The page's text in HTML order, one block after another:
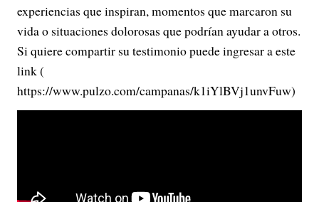
experiencias que inspiran, momentos que marcaron su
vida o situaciones dolorosas que podrían ayudar a otros.
Si quiere compartir su testimonio puede ingresar a este
link (
https://www.pulzo.com/campanas/k1iYlBVj1unvFuw)